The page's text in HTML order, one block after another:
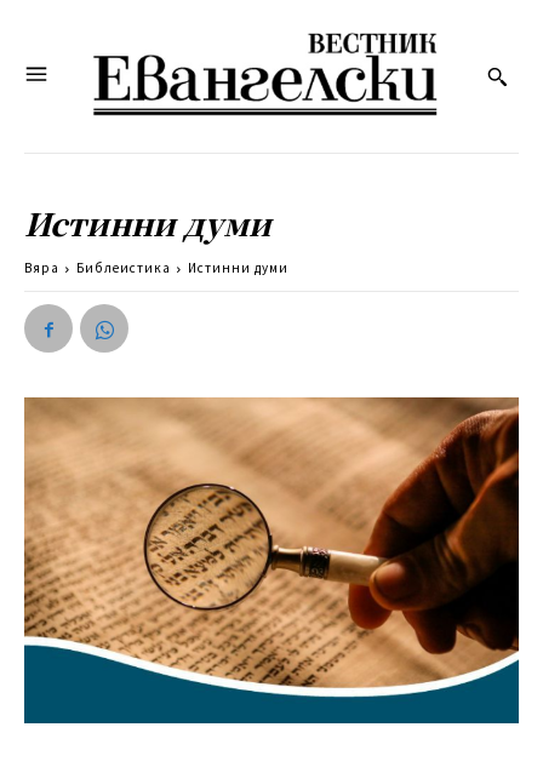
Истинни думи
Вяра Библеистика Истинни думи